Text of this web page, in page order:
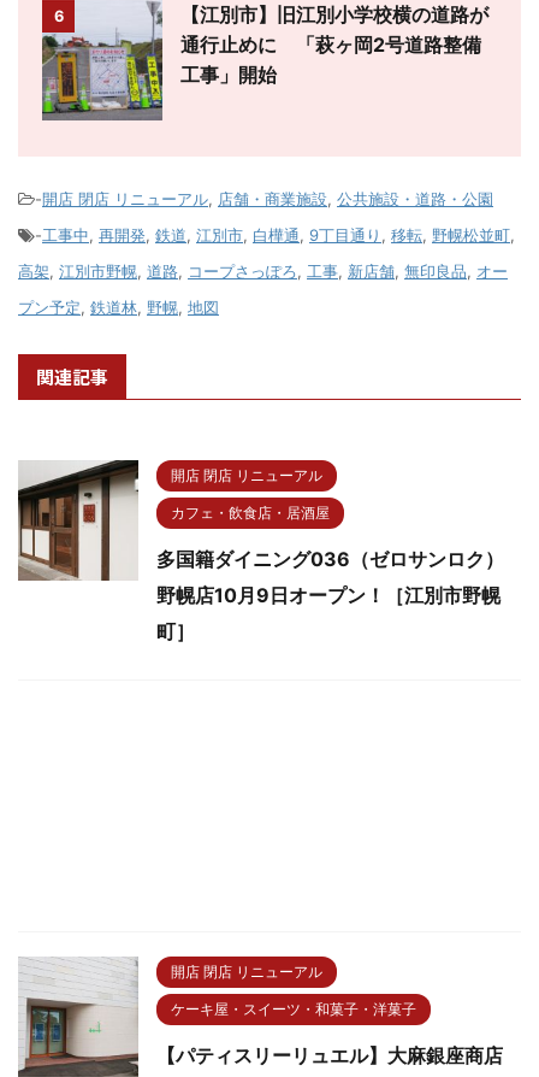
6
【江別市】旧江別小学校横の道路が
通行止めに 「萩ヶ岡2号道路整備
工事」開始
-開店 閉店 リニューアル, 店舗・商業施設, 公共施設・道路・公園
-工事中, 再開発, 鉄道, 江別市, 白樺通, 9丁目通り , 移転, 野幌松並町,
高架, 江別市野幌, 道路, コープさっぽろ, 工事, 新店舗, 無印良品, オー
プン予定, 鉄道林, 野幌, 地図
関連記事
開店 閉店 リニューアル
カフェ・飲食店・居酒屋
多国籍ダイニング036（ゼロサンロク）
野幌店10月9日オープン！［江別市野幌
町］
開店 閉店 リニューアル
ケーキ屋・スイーツ・和菓子・洋菓子
【パティスリーリュエル】大麻銀座商店